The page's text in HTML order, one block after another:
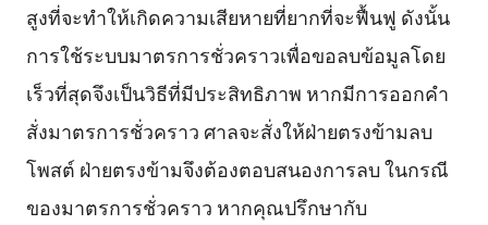
สูงที่จะทำให้เกิดความเสียหายที่ยากที่จะฟื้นฟู ดังนั้น
การใช้ระบบมาตรการชั่วคราวเพื่อขอลบข้อมูลโดย
เร็วที่สุดจึงเป็นวิธีที่มีประสิทธิภาพ หากมีการออกคำ
สั่งมาตรการชั่วคราว ศาลจะสั่งให้ฝ่ายตรงข้ามลบ
โพสต์ ฝ่ายตรงข้ามจึงต้องตอบสนองการลบ ในกรณี
ของมาตรการชั่วคราว หากคุณปรึกษากับ